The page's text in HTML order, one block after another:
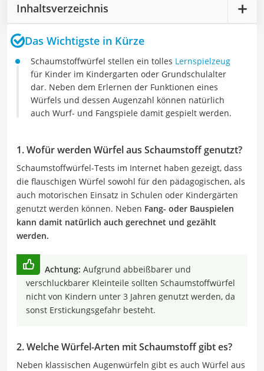
Inhaltsverzeichnis
Das Wichtigste in Kürze
Schaumstoffwürfel stellen ein tolles Lernspielzeug
für Kinder im Kindergarten oder Grundschulalter
dar. Neben dem Erlernen der Funktionen eines
Würfels und dessen Augenzahl können natürlich
auch Wurf- und Fangspiele damit gespielt werden.
1. Wofür werden Würfel aus Schaumstoff genutzt?
Schaumstoffwürfel-Tests im Internet haben gezeigt, dass
die flauschigen Würfel sowohl für den pädagogischen, als
auch motorischen Einsatz in Schulen oder Kindergärten
genutzt werden können. Neben Fang- oder Bauspielen
kann damit natürlich auch gerechnet und gezählt
werden.
Achtung: Aufgrund abbeißbarer und
verschluckbarer Kleinteile sollten Schaumstoffwürfel
nicht von Kindern unter 3 Jahren genutzt werden, da
sonst Erstickungsgefahr besteht.
2. Welche Würfel-Arten mit Schaumstoff gibt es?
Neben klassischen Augenwürfeln gibt es auch Würfel aus